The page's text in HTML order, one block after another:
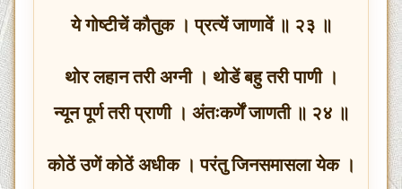
ये गोष्टीचें कौतुक । प्रत्यें जाणावें ॥ २३ ॥
थोर लहान तरी अग्नी । थोडें बहु तरी पाणी ।
न्यून पूर्ण तरी प्राणी । अंतःकर्णें जाणती ॥ २४ ॥
कोठें उणें कोठें अधीक । परंतु जिनसमासला येक ।